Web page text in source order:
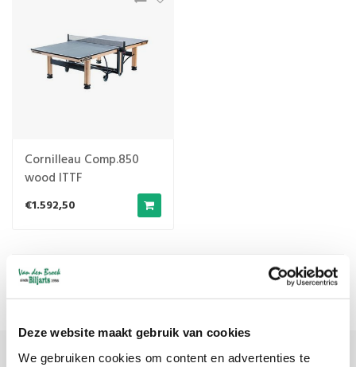
Deze website maakt gebruik van cookies
We gebruiken cookies om content en advertenties te
Cornilleau Comp.850
wood ITTF
€1.592,50
Meest bekeken 1